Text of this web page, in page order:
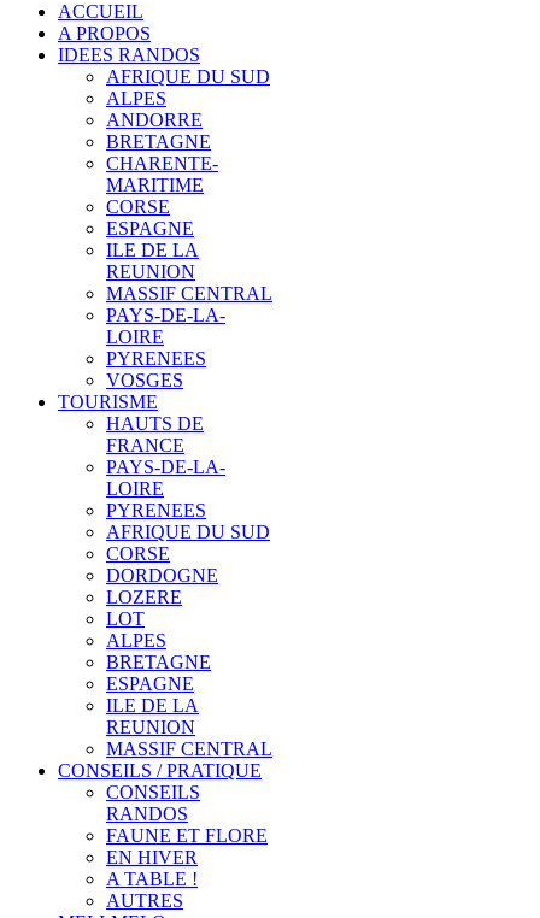
ACCUEIL
A PROPOS
IDEES RANDOS
AFRIQUE DU SUD
ALPES
ANDORRE
BRETAGNE
CHARENTE-
MARITIME
CORSE
ESPAGNE
ILE DE LA
REUNION
MASSIF CENTRAL
PAYS-DE-LA-
LOIRE
PYRENEES
VOSGES
TOURISME
HAUTS DE
FRANCE
PAYS-DE-LA-
LOIRE
PYRENEES
AFRIQUE DU SUD
CORSE
DORDOGNE
LOZERE
LOT
ALPES
BRETAGNE
ESPAGNE
ILE DE LA
REUNION
MASSIF CENTRAL
CONSEILS / PRATIQUE
CONSEILS
RANDOS
FAUNE ET FLORE
EN HIVER
A TABLE !
AUTRES